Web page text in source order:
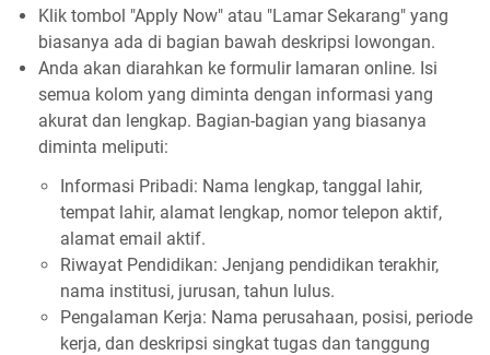
Klik tombol "Apply Now" atau "Lamar Sekarang" yang
biasanya ada di bagian bawah deskripsi lowongan.
Anda akan diarahkan ke formulir lamaran online. Isi
semua kolom yang diminta dengan informasi yang
akurat dan lengkap. Bagian-bagian yang biasanya
diminta meliputi:
Informasi Pribadi: Nama lengkap, tanggal lahir,
tempat lahir, alamat lengkap, nomor telepon aktif,
alamat email aktif.
Riwayat Pendidikan: Jenjang pendidikan terakhir,
nama institusi, jurusan, tahun lulus.
Pengalaman Kerja: Nama perusahaan, posisi, periode
kerja, dan deskripsi singkat tugas dan tanggung